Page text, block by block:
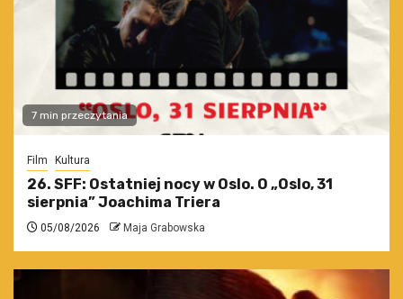
7 min przeczytania
Film Kultura
26. SFF: Ostatniej nocy w Oslo. O „Oslo, 31
sierpnia” Joachima Triera
05/08/2026 Maja Grabowska